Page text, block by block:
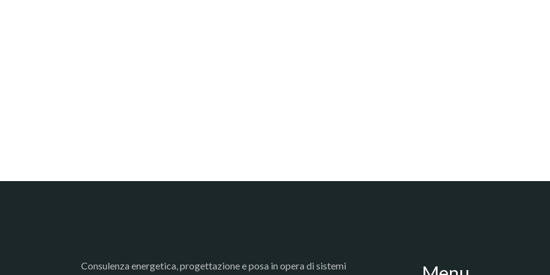
Consulenza energetica, progettazione e posa in opera di sistemi